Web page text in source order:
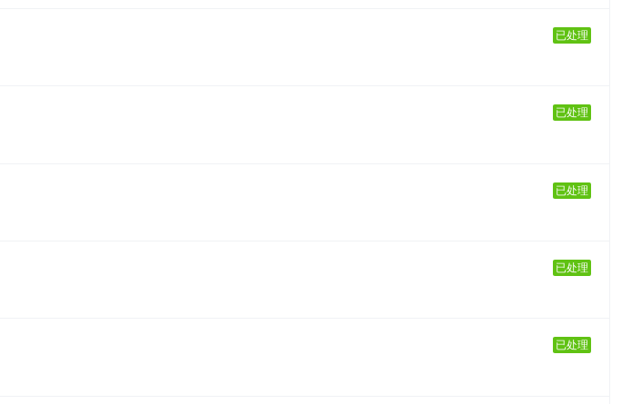
已处理
已处理
已处理
已处理
已处理